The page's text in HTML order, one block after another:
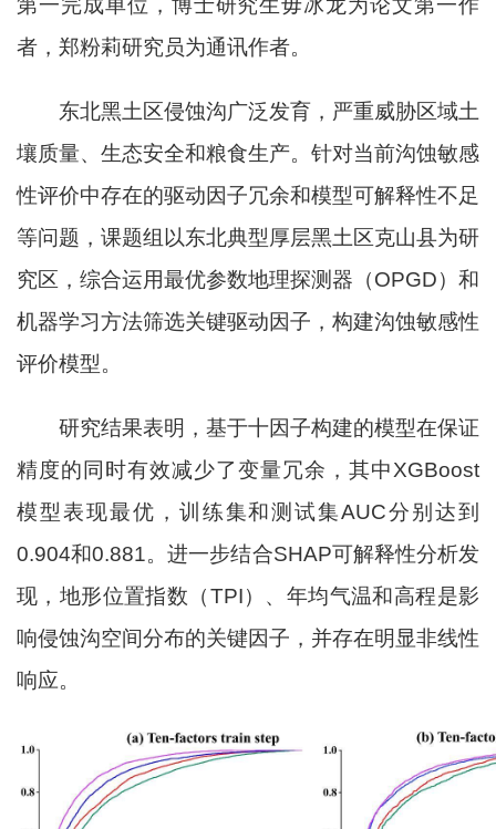
第一完成单位，博士研究生毋冰龙为论文第一作
者，郑粉莉研究员为通讯作者。
东北黑土区侵蚀沟广泛发育，严重威胁区域土
壤质量、生态安全和粮食生产。针对当前沟蚀敏感
性评价中存在的驱动因子冗余和模型可解释性不足
等问题， 课题组 以东北典型厚层黑土区克山县为研
究区，综合运用最优参数地理探测器（OPGD）和
机器学习方法筛选关键驱动因子，构建沟蚀敏感性
评价模型。
研究结果表明，基于十因子构建的模型在保证
精度的同时有效减少了变量冗余，其中XGBoost
模型表现最优，训练集和测试集AUC分别达到
0.904和0.881。进一步结合SHAP可解释性分析发
现，地形位置指数（TPI）、年均气温和高程是影
响侵蚀沟空间分布的关键因子，并存在明显非线性
响应。